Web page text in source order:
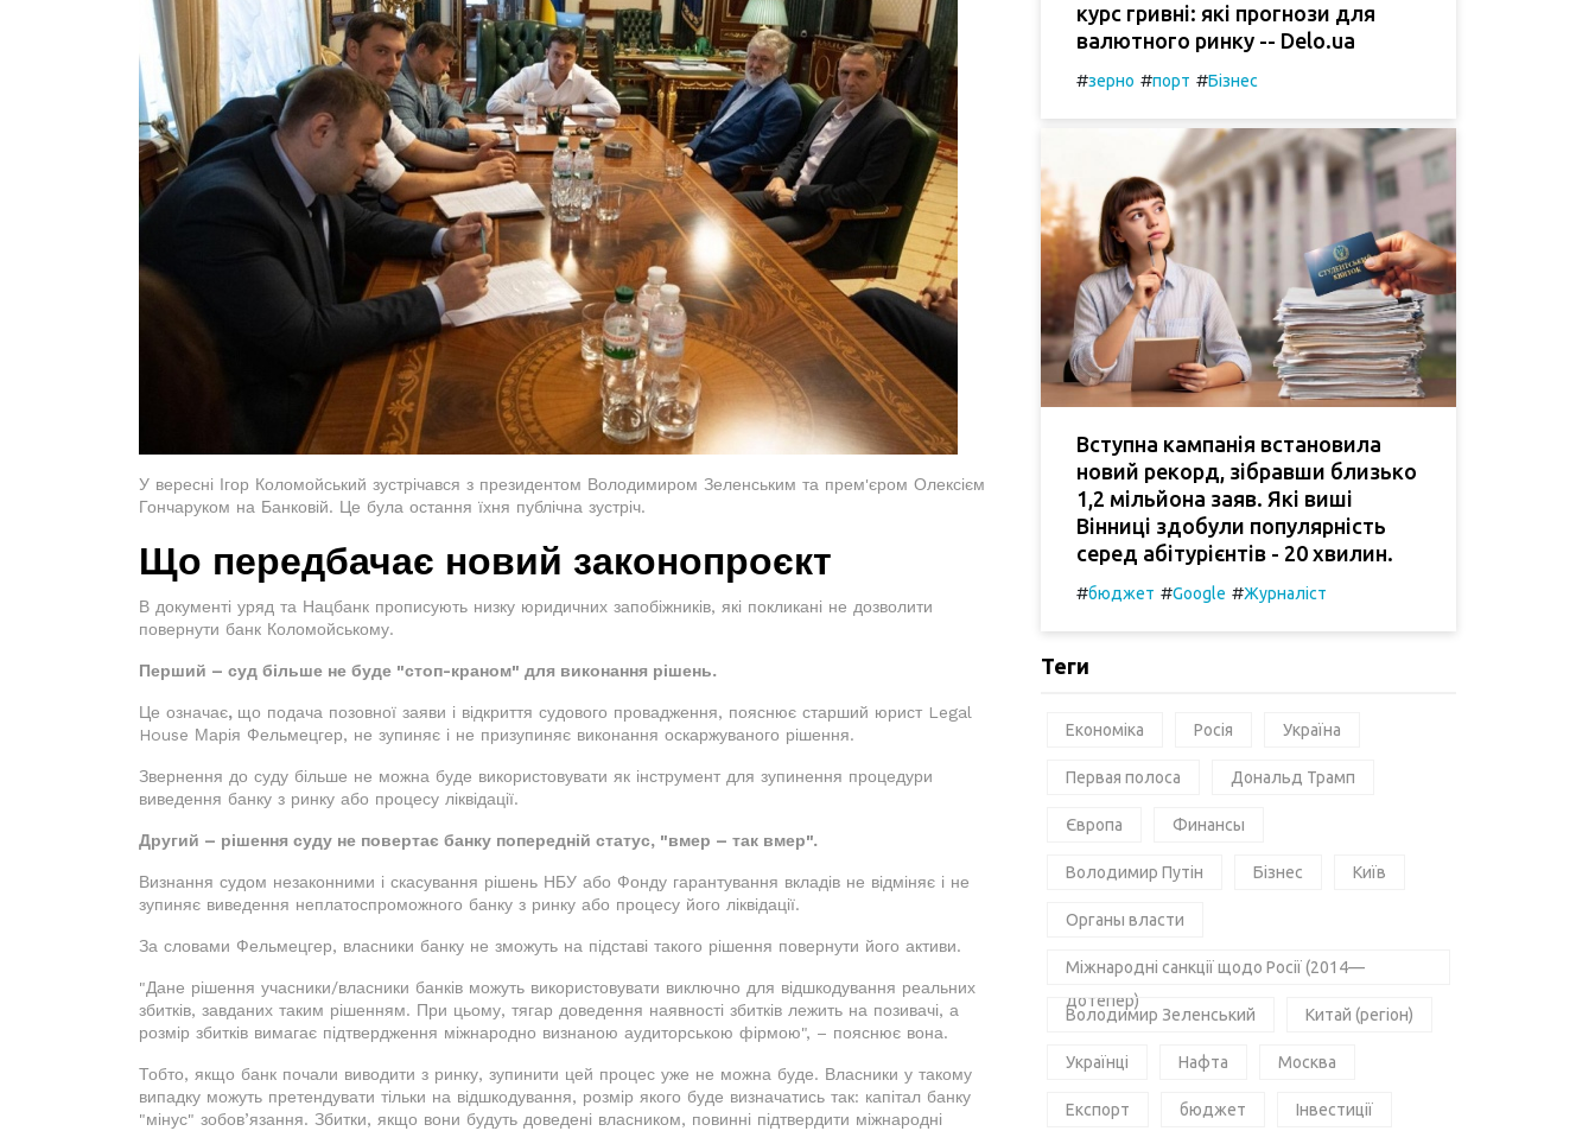
У вересні Ігор Коломойський зустрічався з президентом Володимиром Зеленським та прем'єром Олексієм
Гончаруком на Банковій. Це була остання їхня публічна зустріч.
Що передбачає новий законопроєкт
В документі уряд та Нацбанк прописують низку юридичних запобіжників, які покликані не дозволити
повернути банк Коломойському.
Перший – суд більше не буде "стоп-краном" для виконання рішень.
Це означає, що подача позовної заяви і відкриття судового провадження, пояснює старший юрист Legal
House Марія Фельмецгер, не зупиняє і не призупиняє виконання оскаржуваного рішення.
Звернення до суду більше не можна буде використовувати як інструмент для зупинення процедури
виведення банку з ринку або процесу ліквідації.
Другий – рішення суду не повертає банку попередній статус, "вмер – так вмер".
Визнання судом незаконними і скасування рішень НБУ або Фонду гарантування вкладів не відміняє і не
зупиняє виведення неплатоспроможного банку з ринку або процесу його ліквідації.
За словами Фельмецгер, власники банку не зможуть на підставі такого рішення повернути його активи.
"Дане рішення учасники/власники банків можуть використовувати виключно для відшкодування реальних
збитків, завданих таким рішенням. При цьому, тягар доведення наявності збитків лежить на позивачі, а
розмір збитків вимагає підтвердження міжнародно визнаною аудиторською фірмою", – пояснює вона.
Тобто, якщо банк почали виводити з ринку, зупинити цей процес уже не можна буде. Власники у такому
випадку можуть претендувати тільки на відшкодування, розмір якого буде визначатись так: капітал банку
"мінус" зобов’язання. Збитки, якщо вони будуть доведені власником, повинні підтвердити міжнародні
курс гривні: які прогнози для
валютного ринку -- Delo.ua
#зерно #порт #Бізнес
Вступна кампанія встановила
новий рекорд, зібравши близько
1,2 мільйона заяв. Які виші
Вінниці здобули популярність
серед абітурієнтів - 20 хвилин.
#бюджет #Google #Журналіст
Теги
Економіка Росія Україна
Первая полоса Дональд Трамп
Європа Финансы
Володимир Путін Бізнес Київ
Органы власти
Міжнародні санкції щодо Росії (2014—
дотепер)
Володимир Зеленський Китай (регіон)
Українці Нафта Москва
Експорт бюджет Інвестиції